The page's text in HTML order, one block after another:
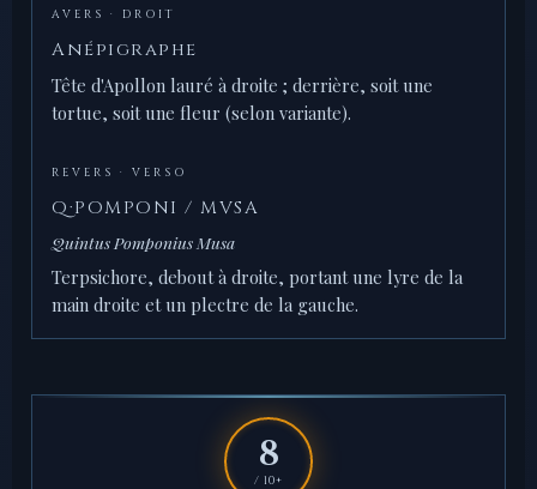
AVERS · DROIT
Anépigraphe
Tête d'Apollon lauré à droite ; derrière, soit une
tortue, soit une fleur (selon variante).
REVERS · VERSO
Q·POMPONI / MVSA
Quintus Pomponius Musa
Terpsichore, debout à droite, portant une lyre de la
main droite et un plectre de la gauche.
8
/ 10+